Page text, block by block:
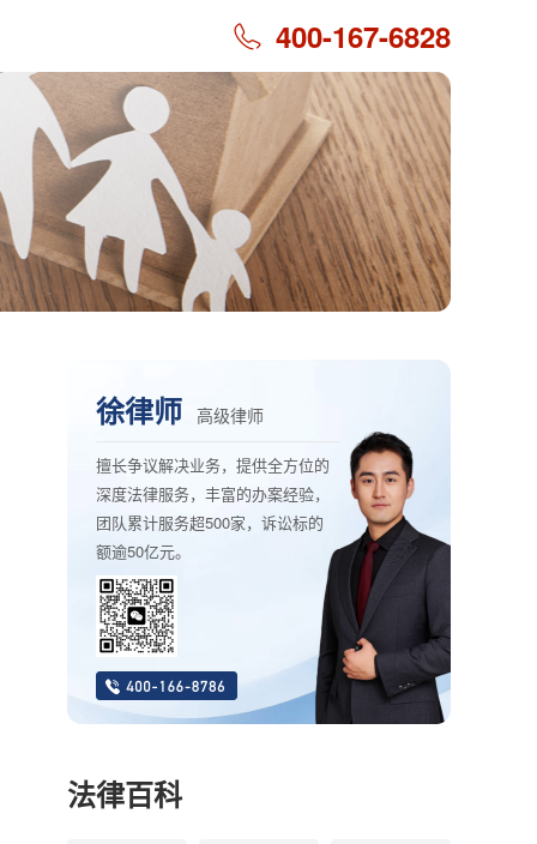
400-167-6828
徐律师 高级律师
擅长争议解决业务，提供全方位的
深度法律服务，丰富的办案经验，
团队累计服务超500家，诉讼标的
额逾50亿元。
法律百科